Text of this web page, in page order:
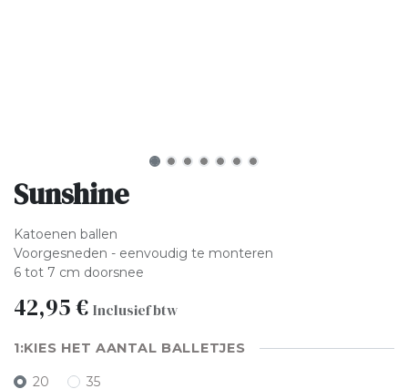
Sunshine
Katoenen ballen
Voorgesneden - eenvoudig te monteren
6 tot 7 cm doorsnee
42,95€ Inclusief btw
KIES HET AANTAL BALLETJES
20 35